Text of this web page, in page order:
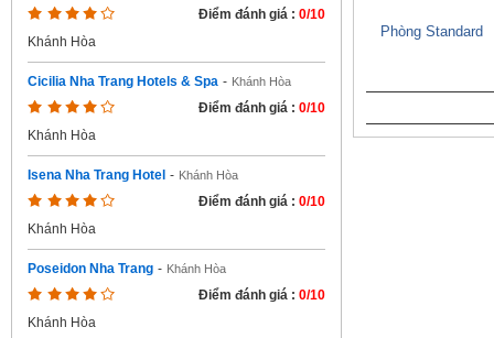
Điểm đánh giá : 0/10
Khánh Hòa
Cicilia Nha Trang Hotels & Spa - Khánh Hòa
Điểm đánh giá : 0/10
Khánh Hòa
Isena Nha Trang Hotel - Khánh Hòa
Điểm đánh giá : 0/10
Khánh Hòa
Poseidon Nha Trang - Khánh Hòa
Điểm đánh giá : 0/10
Khánh Hòa
Phòng Standard